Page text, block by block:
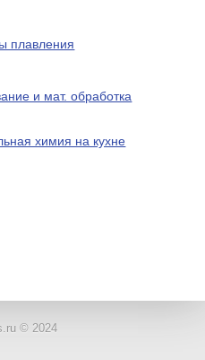
плавления
и мат. обработка
химия на кухне
© 2024